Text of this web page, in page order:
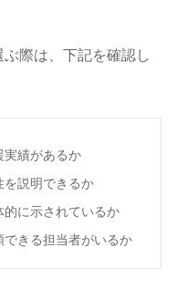
際は、下記を確認し
実績があるか
を説明できるか
に示されているか
きる担当者がいるか